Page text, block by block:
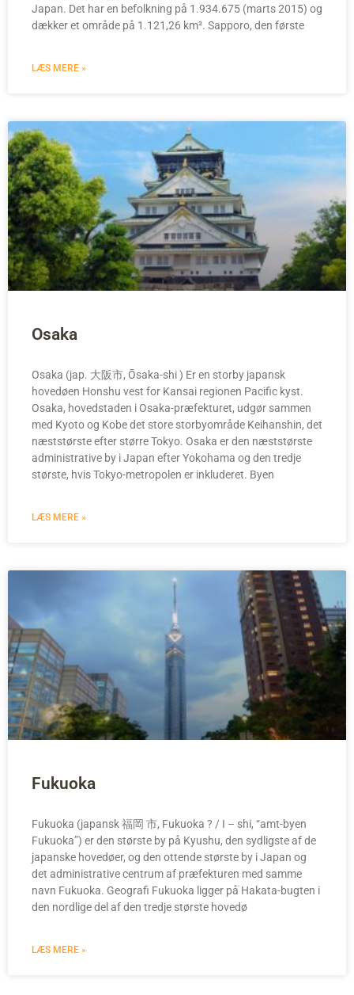
Japan. Det har en befolkning på 1.934.675 (marts 2015) og
dækker et område på 1.121,26 km². Sapporo, den første
LÆS MERE »
Osaka
Osaka (jap. 大阪市, Ōsaka-shi ) Er en storby japansk
hovedøen Honshu vest for Kansai regionen Pacific kyst.
Osaka, hovedstaden i Osaka-præfekturet, udgør sammen
med Kyoto og Kobe det store storbyområde Keihanshin, det
næststørste efter større Tokyo. Osaka er den næststørste
administrative by i Japan efter Yokohama og den tredje
største, hvis Tokyo-metropolen er inkluderet. Byen
LÆS MERE »
Fukuoka
Fukuoka (japansk 福岡 市, Fukuoka ? / I – shi, “amt-byen
Fukuoka”) er den største by på Kyushu, den sydligste af de
japanske hovedøer, og den ottende største by i Japan og
det administrative centrum af præfekturen med samme
navn Fukuoka. Geografi Fukuoka ligger på Hakata-bugten i
den nordlige del af den tredje største hovedø
LÆS MERE »